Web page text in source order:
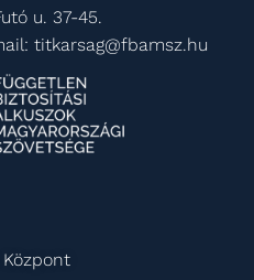
u. 37-45.
titkarsag@fbamsz.hu